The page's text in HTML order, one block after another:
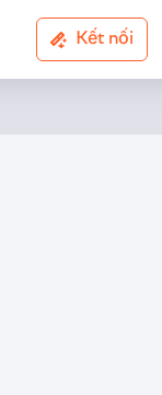
Kết nối